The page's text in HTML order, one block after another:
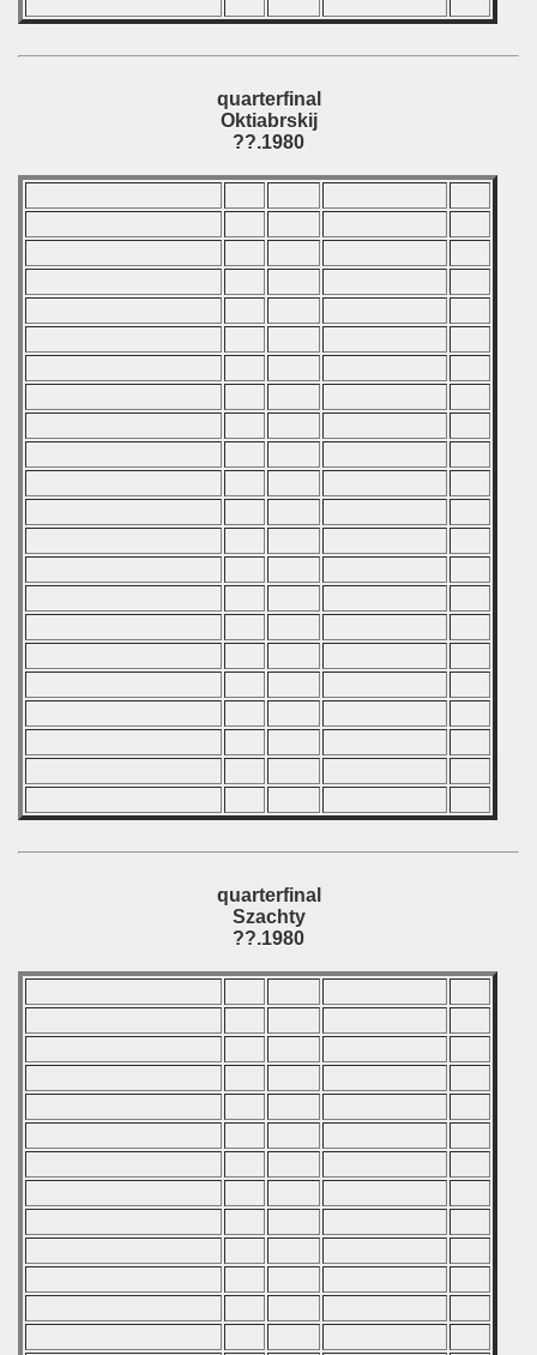
quarterfinal
Oktiabrskij
??.1980
quarterfinal
Szachty
??.1980